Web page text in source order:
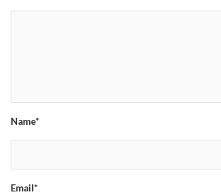
Name*
Email*